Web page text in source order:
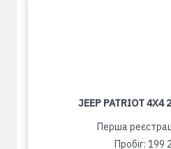
JEEP PATRIOT 4X4
Перша
Пробіг: 199